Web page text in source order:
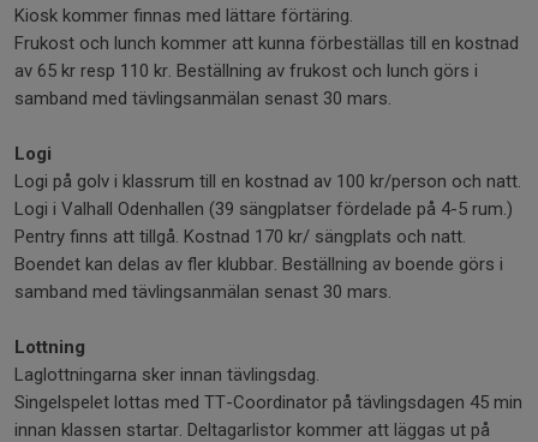
Kiosk kommer finnas med lättare förtäring.
Frukost och lunch kommer att kunna förbeställas till en kostnad
av 65 kr resp 110 kr. Beställning av frukost och lunch görs i
samband med tävlingsanmälan senast 30 mars.
Logi
Logi på golv i klassrum till en kostnad av 100 kr/person och natt.
Logi i Valhall Odenhallen (39 sängplatser fördelade på 4-5 rum.)
Pentry finns att tillgå. Kostnad 170 kr/ sängplats och natt.
Boendet kan delas av fler klubbar. Beställning av boende görs i
samband med tävlingsanmälan senast 30 mars.
Lottning
Laglottningarna sker innan tävlingsdag.
Singelspelet lottas med TT-Coordinator på tävlingsdagen 45 min
innan klassen startar. Deltagarlistor kommer att läggas ut på